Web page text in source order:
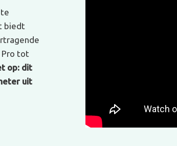
biedt
Pro tot
op: dit
uit